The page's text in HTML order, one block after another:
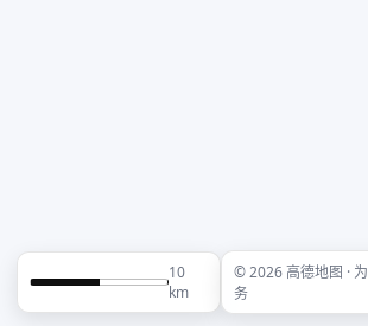
10
km
© 2026 高德地图 ·
务